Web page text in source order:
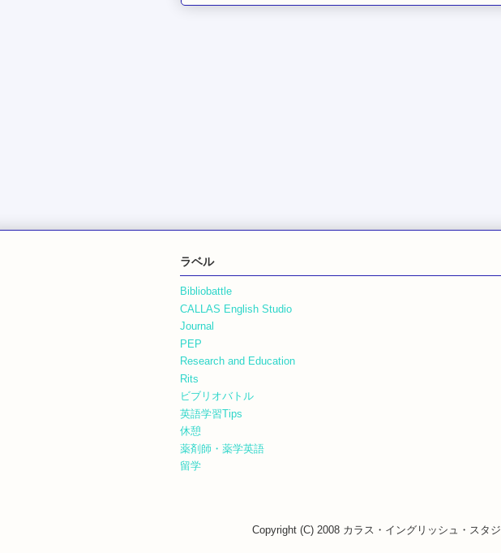
ラベル
Bibliobattle
CALLAS English Studio
Journal
PEP
Research and Education
Rits
ビブリオバトル
英語学習Tips
休憩
薬剤師・薬学英語
留学
Copyright (C) 2008 カラス・イングリッシュ・スタ